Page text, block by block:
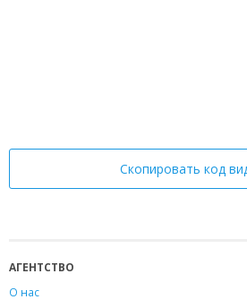
Скопировать код
АГЕНТСТВО
О нас